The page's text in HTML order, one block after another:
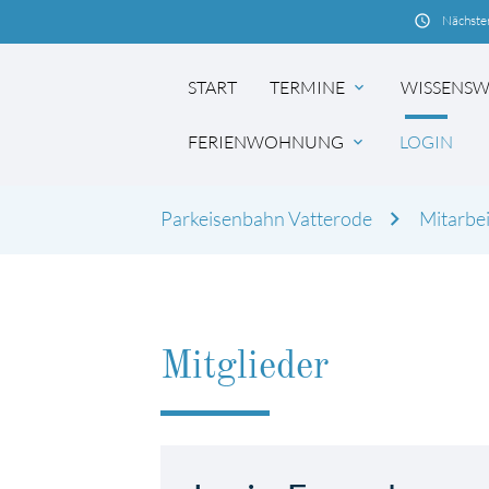
schedule
START TERMINE expand_more
FERIENWOHNUNG expand_more LOGIN
Parkeisenbahn Vatterode
Mitglieder